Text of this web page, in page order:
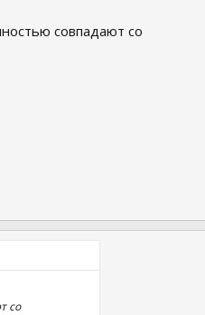
совпадают со
со